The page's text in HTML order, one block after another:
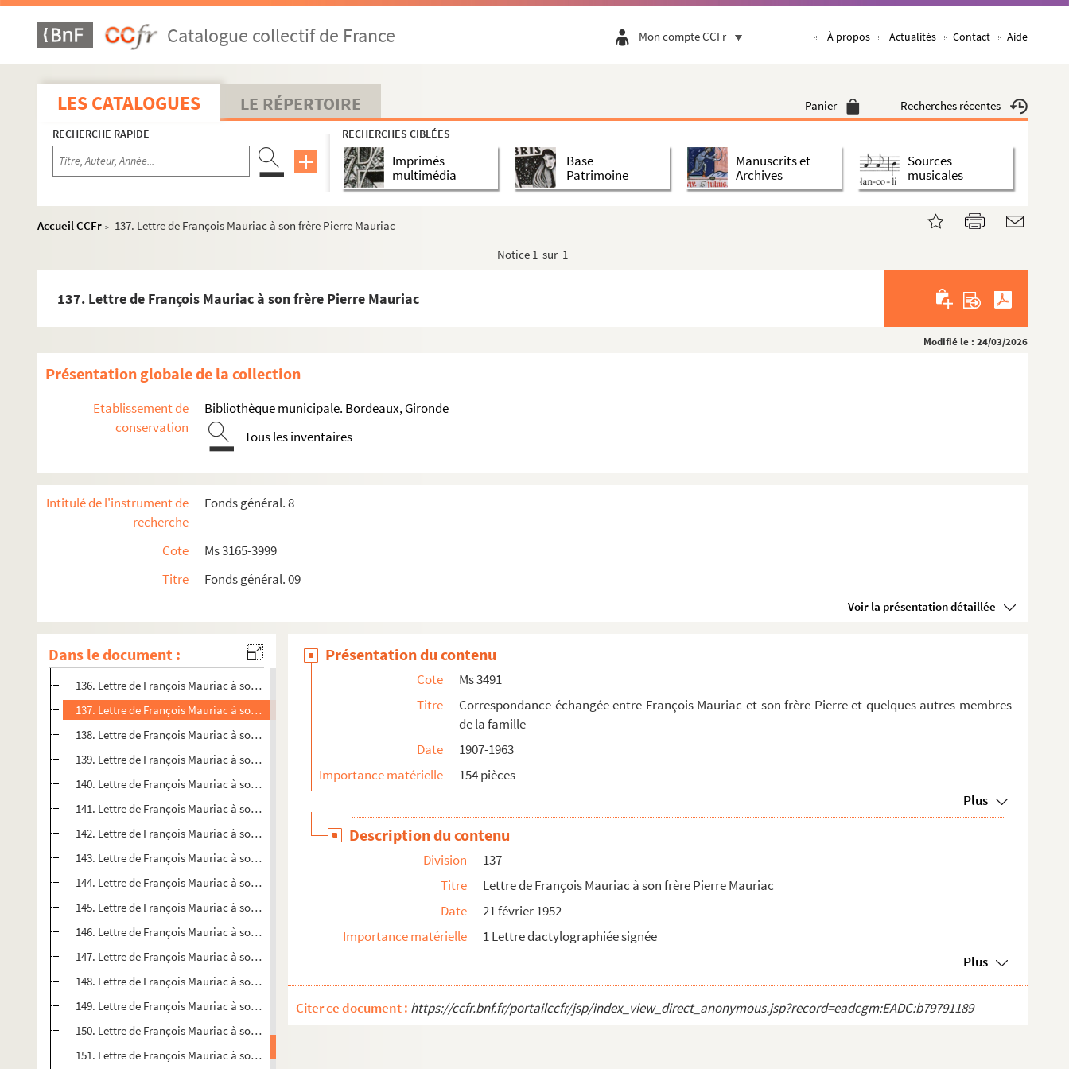
Catalogue collectif de France Mon compte CCFr À propos Actualités Contact Aide
LES CATALOGUES LE RÉPERTOIRE Panier Recherches récentes
RECHERCHE RAPIDE RECHERCHES CIBLÉES
Imprimés
multimédia
Base
Patrimoine
Manuscrits et
Archives
Sources
musicales
Accueil CCFr >
137. Lettre de François Mauriac à son frère Pierre Mauriac
Notice 1 sur 1
137. Lettre de François Mauriac à son frère Pierre Mauriac
Modifié le : 24/03/2026
Présentation globale de la collection
Etablissement de
conservation
Bibliothèque municipale. Bordeaux, Gironde
Tous les inventaires
Intitulé de l'instrument de
recherche
Fonds général. 8
Cote
Ms 3165-3999
Titre
Fonds général. 09
Voir la présentation détaillée
Dans le document :
109. Lettre de François Mauriac à son frère Pierre Mauriac
110. Lettre de François Mauriac à son frère Pierre Mauriac
111. Lettre de François Mauriac à son frère Pierre Mauriac
112. Lettre de François Mauriac à son frère Pierre Mauriac
113. Lettre de François Mauriac à son frère Pierre Mauriac
114. Lettre de François Mauriac à son frère Pierre Mauriac
115. Lettre de François Mauriac à son frère Pierre et à Suzanne Mauriac
116 . Lettre de François Mauriac à son frère Pierre Mauriac
120. Lettre de François Mauriac à son frère Pierre Mauriac
123. Lettre de François Mauriac à son frère Pierre Mauriac
125. Lettre de François Mauriac à son frère Pierre Mauriac
126. Lettre de François Mauriac à son frère Pierre Mauriac
128. Lettre de François Mauriac à son frère Pierre Mauriac
129. Lettre de François Mauriac à son frère Pierre Mauriac
132. Lettre de François Mauriac à son frère Pierre Mauriac
134. Lettre de François Mauriac à son frère Pierre Mauriac
135. Lettre de François Mauriac à son frère Pierre Mauriac
136. Lettre de François Mauriac à son frère Pierre Mauriac
137. Lettre de François Mauriac à son frère Pierre Mauriac
138. Lettre de François Mauriac à son frère Pierre Mauriac
139. Lettre de François Mauriac à son frère Pierre Mauriac
140. Lettre de François Mauriac à son frère Pierre Mauriac
141. Lettre de François Mauriac à son frère Pierre Mauriac
142. Lettre de François Mauriac à son frère Pierre Mauriac
143. Lettre de François Mauriac à son frère Pierre Mauriac
144. Lettre de François Mauriac à son frère Pierre Mauriac
145. Lettre de François Mauriac à son frère Pierre Mauriac
146. Lettre de François Mauriac à son frère Pierre Mauriac et à Suzanne
147. Lettre de François Mauriac à son frère Pierre Mauriac
148. Lettre de François Mauriac à son frère Pierre Mauriac
149. Lettre de François Mauriac à son frère Pierre Mauriac
150. Lettre de François Mauriac à son frère Pierre Mauriac
151. Lettre de François Mauriac à son frère Pierre Mauriac
Présentation du contenu
Cote
Ms 3491
Titre
Correspondance échangée entre François Mauriac et son frère Pierre et quelques autres membres
de la famille
Date
1907-1963
Importance matérielle
154 pièces
Plus
Description du contenu
Division
137
Titre
Lettre de François Mauriac à son frère Pierre Mauriac
Date
21 février 1952
Importance matérielle
1 Lettre dactylographiée signée
Plus
Citer ce document : https://ccfr.bnf.fr/portailccfr/jsp/index_view_direct_anonymous.jsp?record=eadcgm:EADC:b79791189